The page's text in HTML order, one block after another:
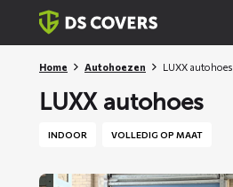
Skiplinks
Home Autohoezen LUXX autohoes
LUXX autohoes
INDOOR VOLLEDIG OP MAAT